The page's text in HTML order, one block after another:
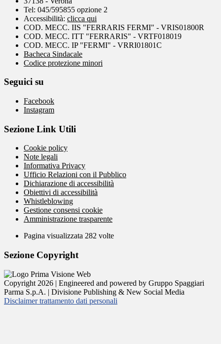
Tel: 045/595855 opzione 2
Accessibilità: clicca qui
COD. MECC. IIS "FERRARIS FERMI" - VRIS01800R
COD. MECC. ITT "FERRARIS" - VRTF018019
COD. MECC. IP "FERMI" - VRRI01801C
Bacheca Sindacale
Codice protezione minori
Seguici su
Facebook
Instagram
Sezione Link Utili
Cookie policy
Note legali
Informativa Privacy
Ufficio Relazioni con il Pubblico
Dichiarazione di accessibilità
Obiettivi di accessibilità
Whistleblowing
Gestione consensi cookie
Amministrazione trasparente
Pagina visualizzata 282 volte
Sezione Copyright
Copyright 2026 | Engineered and powered by Gruppo Spaggiari
Parma S.p.A. | Divisione Publishing & New Social Media
Disclaimer trattamento dati personali